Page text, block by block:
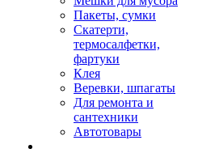
Пакеты, сумки
Скатерти,
термосалфетки,
фартуки
Клея
Веревки, шпагаты
Для ремонта и
сантехники
Автотовары